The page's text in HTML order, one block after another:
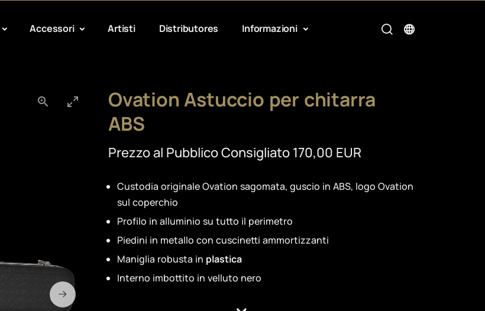
Accessori Artisti Distributores Informazioni
Ovation Astuccio per chitarra
ABS
Prezzo al Pubblico Consigliato 170,00 EUR
Custodia originale Ovation sagomata, guscio in ABS, logo Ovation
sul coperchio
Profilo in alluminio su tutto il perimetro
Piedini in metallo con cuscinetti ammortizzanti
Maniglia robusta in plastica
Interno imbottito in velluto nero